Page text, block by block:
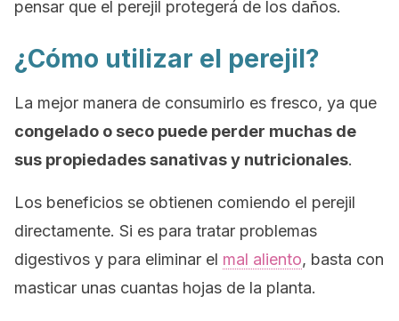
pensar que el perejil protegerá de los daños.
¿Cómo utilizar el perejil?
La mejor manera de consumirlo es fresco, ya que
congelado o seco puede perder muchas de
sus propiedades sanativas y nutricionales.
Los beneficios se obtienen comiendo el perejil
directamente. Si es para tratar problemas
digestivos y para eliminar el mal aliento, basta con
masticar unas cuantas hojas de la planta.